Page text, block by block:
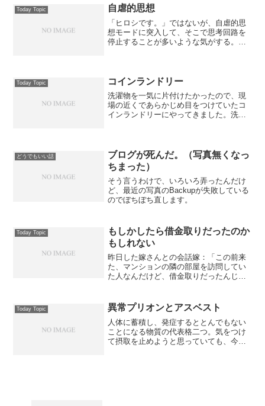
りました。下ゆでしましょう。あとは、
白だし汁に入れて煮るだけ...
Today Topic 自虐的思想
「ヒロシです。」ではないが、自虐的思
想モードに突入して、そこで思考回路を
停止することが多いような気がする。私
するギャグかもしれない。...
Today Topic コインランドリー
洗濯物を一気に片付けたかったので、現
場の近くであらかじめ目をつけていたコ
インランドリーにやってきました。洗濯
洗濯物が乾かないらしい。...
どうでもいい話
ブログが死んだ。（写真無くなっ
ちまった）
そう言うわけで、いろいろ弄ったんだけ
ど、最近の写真のBackupが失敗している
のでぼちぼち直します。
Today Topic
もしかしたら借金取りだったのか
もしれない
昨日した嫁さんとの会話嫁：「この前来
た、マンションの隣の部屋を訪問してい
た人なんだけど、借金取りだったんじゃ
関わりたくなかったから、適当に返事し
たんだわ。」嫁：「そや・...
Today Topic 異常プリオンとアスベスト
人体に蓄積し、発症するととんでもない
ことになる物質の代表格二つ。気をつけ
て摂取を止めようと思っていても、今住